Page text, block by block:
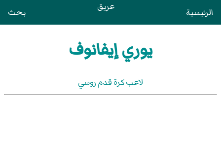
الرئيسية عريق بحث
يوري إيفانوف
لاعب كرة قدم روسي